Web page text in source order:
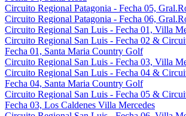
Circuito Regional Patagonia - Fecha 05,
Circuito Regional Patagonia - Fecha 06,
Circuito Regional San Luis - Fecha 01, Villa
Circuito Regional San Luis - Fecha 02 &
Fecha 01, Santa Maria Country Golf
Circuito Regional San Luis - Fecha 03, Villa
Circuito Regional San Luis - Fecha 04 &
Fecha 04, Santa Maria Country Golf
Circuito Regional San Luis - Fecha 05 &
Fecha 03, Los Caldenes Villa Mercedes